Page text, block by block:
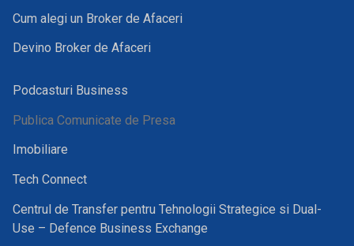
Cum alegi un Broker de Afaceri
Devino Broker de Afaceri
Podcasturi Business
Publica Comunicate de Presa
Imobiliare
Tech Connect
Centrul de Transfer pentru Tehnologii Strategice si Dual-
Use – Defence Business Exchange